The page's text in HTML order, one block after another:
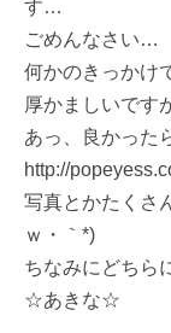
す…
ごめんなさい…
何かのきっかけ
厚かましいです
あっ、良かった
http://
写真とかたくさ
ｗ・｀*)
ちなみにどちら
☆あきな☆